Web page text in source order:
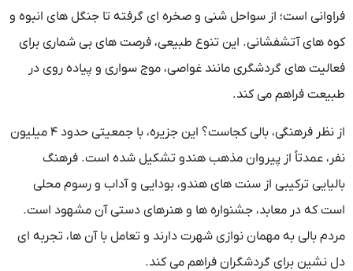
فراوانی است؛ از سواحل شنی و صخره ای گرفته تا جنگل های انبوه و
کوه های آتشفشانی. این تنوع طبیعی، فرصت های بی شماری برای
فعالیت های گردشگری مانند غواصی، موج سواری و پیاده روی در
طبیعت فراهم می کند.
از نظر فرهنگی، بالی کجاست؟ این جزیره، با جمعیتی حدود ۴ میلیون
نفر، عمدتاً از پیروان مذهب هندو تشکیل شده است. فرهنگ
بالیایی ترکیبی از سنت های هندو، بودایی و آداب و رسوم محلی
است که در معابد، جشنواره ها و هنرهای دستی آن مشهود است.
مردم بالی به مهمان نوازی شهرت دارند و تعامل با آن ها، تجربه ای
دل نشین برای گردشگران فراهم می کند.